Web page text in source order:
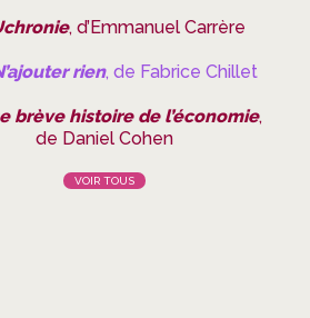
, d’Emmanuel Carrère
rien, de Fabrice Chillet
brève histoire de l’économie,
de Daniel Cohen
VOIR TOUS